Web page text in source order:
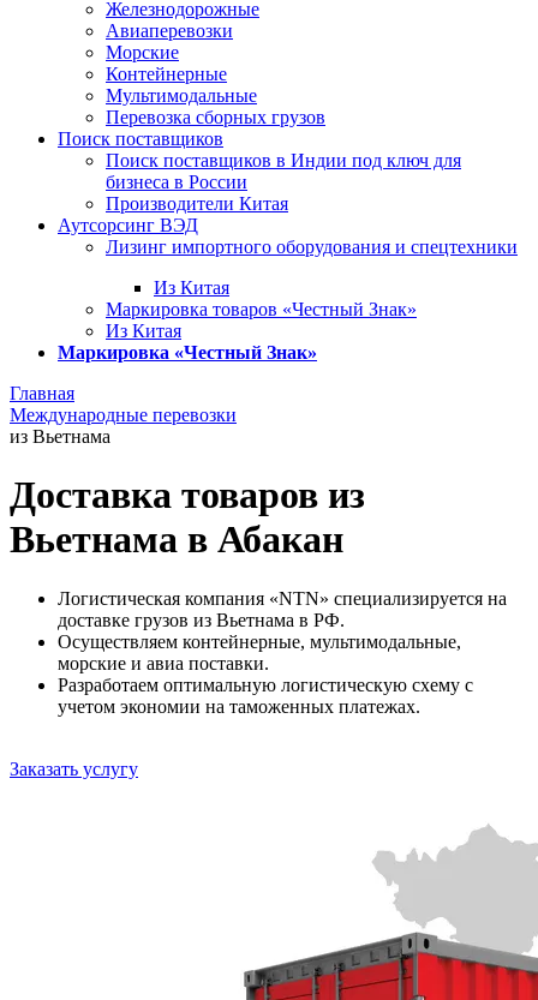
Железнодорожные
Авиаперевозки
Морские
Контейнерные
Мультимодальные
Перевозка сборных грузов
Поиск поставщиков
Поиск поставщиков в Индии под ключ для
бизнеса в России
Производители Китая
Аутсорсинг ВЭД
Лизинг импортного оборудования и спецтехники
Из Китая
Маркировка товаров «Честный Знак»
Из Китая
Маркировка «Честный Знак»
Главная
Международные перевозки
из Вьетнама
Доставка товаров из
Вьетнама в Абакан
Логистическая компания «NTN» специализируется на
доставке грузов из Вьетнама в РФ.
Осуществляем контейнерные, мультимодальные,
морские и авиа поставки.
Разработаем оптимальную логистическую схему с
учетом экономии на таможенных платежах.
Заказать услугу